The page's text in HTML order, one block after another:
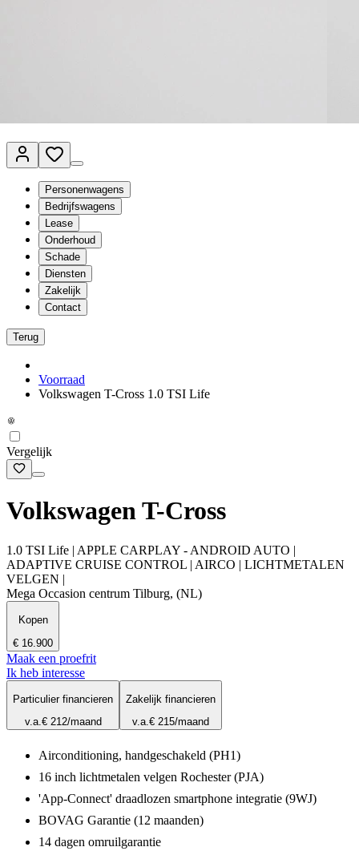
Personenwagens
Bedrijfswagens
Lease
Onderhoud
Schade
Diensten
Zakelijk
Contact
Terug
Voorraad
Volkswagen T-Cross 1.0 TSI Life
Vergelijk
Volkswagen T-Cross
1.0 TSI Life | APPLE CARPLAY - ANDROID AUTO |
ADAPTIVE CRUISE CONTROL | AIRCO | LICHTMETALEN
VELGEN |
Mega Occasion centrum Tilburg, (NL)
Kopen
€ 16.900
Maak een proefrit
Ik heb interesse
Particulier financieren
v.a.€ 212/maand
Zakelijk financieren
v.a.€ 215/maand
Airconditioning, handgeschakeld (PH1)
16 inch lichtmetalen velgen Rochester (PJA)
'App-Connect' draadlozen smartphone integratie (9WJ)
BOVAG Garantie (12 maanden)
14 dagen omruilgarantie